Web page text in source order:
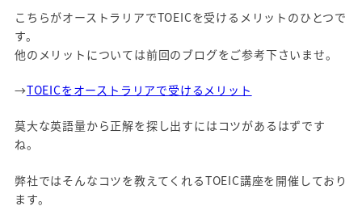
こちらがオーストラリアでTOEICを受けるメリットのひとつで
す。
他のメリットについては前回のブログをご参考下さいませ。
→TOEICをオーストラリアで受けるメリット
莫大な英語量から正解を探し出すにはコツがあるはずです
ね。
弊社ではそんなコツを教えてくれるTOEIC講座を開催しており
ます。